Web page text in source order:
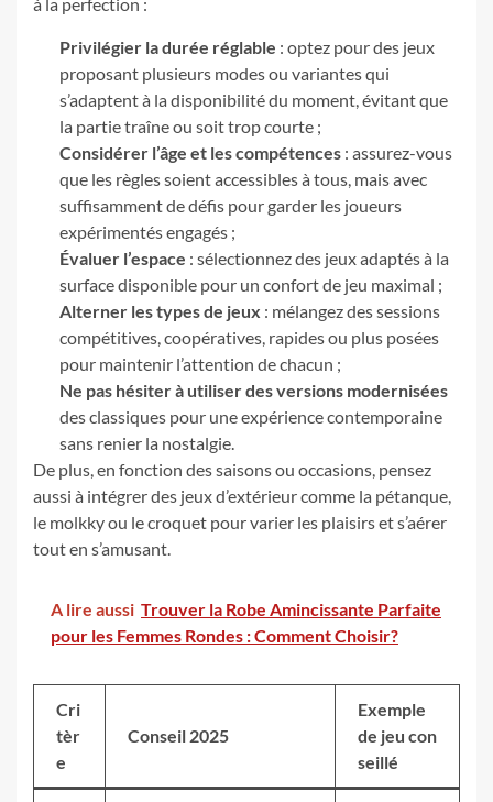
à la perfection :
Privilégier la durée réglable : optez pour des jeux
proposant plusieurs modes ou variantes qui
s’adaptent à la disponibilité du moment, évitant que
la partie traîne ou soit trop courte ;
Considérer l’âge et les compétences : assurez-vous
que les règles soient accessibles à tous, mais avec
suffisamment de défis pour garder les joueurs
expérimentés engagés ;
Évaluer l’espace : sélectionnez des jeux adaptés à la
surface disponible pour un confort de jeu maximal ;
Alterner les types de jeux : mélangez des sessions
compétitives, coopératives, rapides ou plus posées
pour maintenir l’attention de chacun ;
Ne pas hésiter à utiliser des versions modernisées
des classiques pour une expérience contemporaine
sans renier la nostalgie.
De plus, en fonction des saisons ou occasions, pensez
aussi à intégrer des jeux d’extérieur comme la pétanque,
le molkky ou le croquet pour varier les plaisirs et s’aérer
tout en s’amusant.
A lire aussi Trouver la Robe Amincissante Parfaite
pour les Femmes Rondes : Comment Choisir?
Cri
tèr
e
Conseil 2025
Exemple
de jeu con
seillé